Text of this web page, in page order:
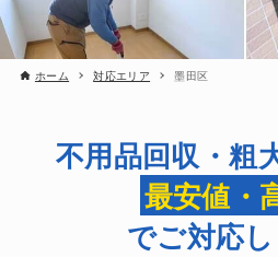
ホーム 対応エリア 墨田区
不用品回収・粗
最安値・
でご対応し